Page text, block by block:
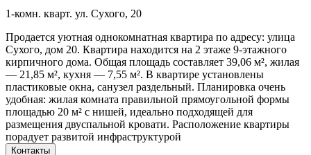
1-комн. кварт. ул. Сухого, 20
Продается уютная однокомнатная квартира по адресу: улица
Сухого, дом 20. Квартира находится на 2 этаже 9-этажного
кирпичного дома. Общая площадь составляет 39,06 м², жилая
— 21,85 м², кухня — 7,55 м². В квартире установлены
пластиковые окна, санузел раздельный. Планировка очень
удобная: жилая комната правильной прямоугольной формы
площадью 20 м² с нишей, идеально подходящей для
размещения двуспальной кровати. Расположение квартиры
порадует развитой инфраструктурой
Контакты